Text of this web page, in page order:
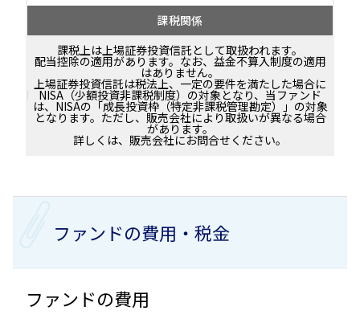
課税関係
課税上は上場証券投資信託として取扱われます。
配当控除の適用があります。なお、益金不算入制度の適用
はありません。
上場証券投資信託は税法上、一定の要件を満たした場合に
NISA（少額投資非課税制度）の対象となり、当ファンド
は、NISAの「成長投資枠（特定非課税管理勘定）」の対象
となります。ただし、販売会社により取扱いが異なる場合
があります。
詳しくは、販売会社にお問合せください。
ファンドの費用・税金
ファンドの費用